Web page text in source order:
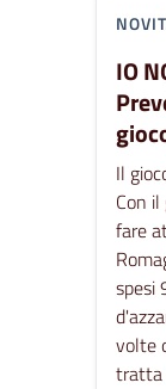
IO
Il
Con
fare
spesi
volte
tratta